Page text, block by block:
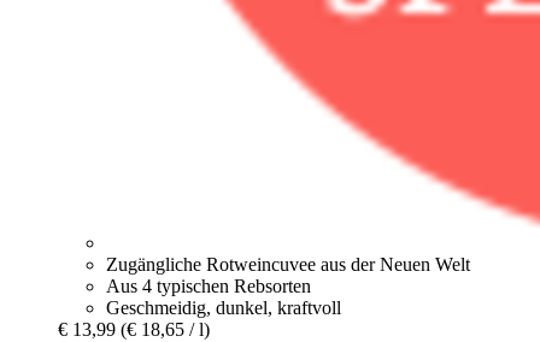
Zugängliche Rotweincuvee aus der Neuen Welt
Aus 4 typischen Rebsorten
Geschmeidig, dunkel, kraftvoll
€ 13,99 (€ 18,65 / l)